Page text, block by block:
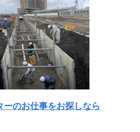
ーのお仕事をお探しなら